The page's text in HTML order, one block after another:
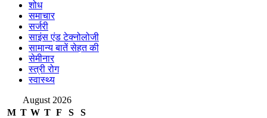
शोध
समाचार
सर्जरी
साइंस एंड टेक्नोलोजी
सामान्य बातें सेहत की
सेमीनार
स्त्री रोग
स्वास्थ्य
August 2026
M T W T F S
S